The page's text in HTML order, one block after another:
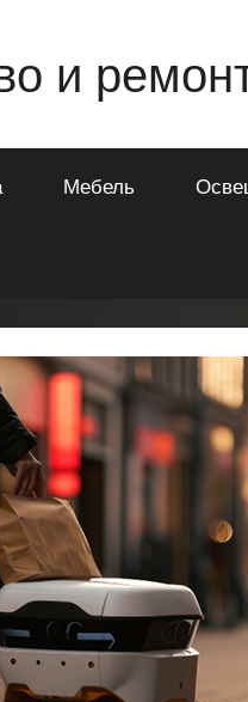
и
Мебель